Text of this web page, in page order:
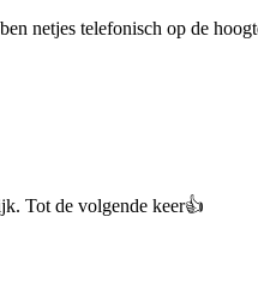
netjes telefonisch op de
Tot de volgende keer👍